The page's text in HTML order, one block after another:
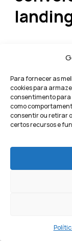
Para fornecer as
cookies para
consentimento para
como
consentir ou retirar
certos recursos e
e tipo de ação,
Compra
Landing
magnets.